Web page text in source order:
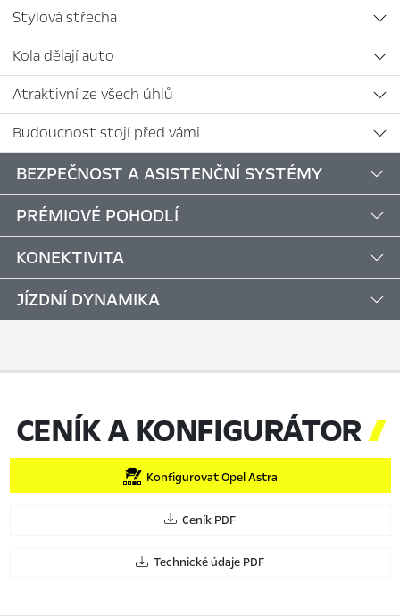
Stylová střecha
Kola dělají auto
Atraktivní ze všech úhlů
Budoucnost stojí před vámi
BEZPEČNOST A ASISTENČNÍ SYSTÉMY
PRÉMIOVÉ POHODLÍ
KONEKTIVITA
JÍZDNÍ DYNAMIKA
CENÍK A KONFIGURÁTOR
Konfigurovat Opel Astra
Ceník PDF
Technické údaje PDF